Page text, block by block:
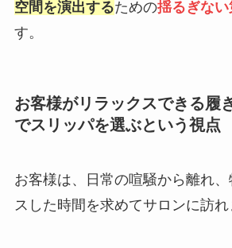
空間を演出するための揺るぎな
す。
お客様がリラックスできる履
でスリッパを選ぶという視点
お客様は、日常の喧騒から離れ
スした時間を求めてサロンに訪れ